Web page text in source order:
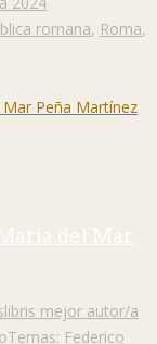
romana, Roma,
del Mar
mejor autor/a
Temas: Federico